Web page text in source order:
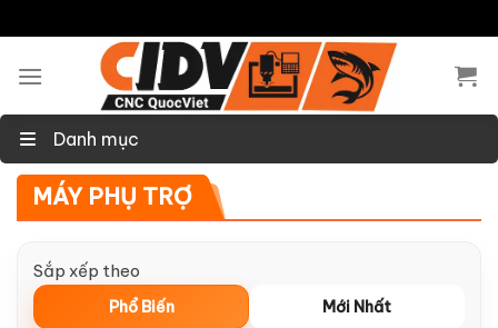
to
content
Danh mục
MÁY PHỤ TRỢ
Sắp xếp theo
Phổ Biến Mới Nhất